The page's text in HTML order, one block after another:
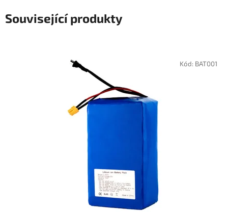
Související produkty
Kód: BAT001